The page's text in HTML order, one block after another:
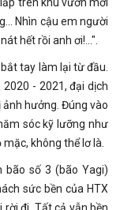
Nhìn cậu em người
hết rồi anh ơi!...".
tay làm lại từ đầu.
- 2021, đại dịch
ảnh hưởng. Đúng vào
sóc kỹ lưỡng như
không thể lơ là.
bão số 3 (bão Yagi)
sức bền của HTX